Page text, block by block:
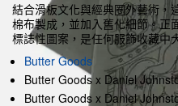
結合滑板文化與經典圈外藝術，
棉布製成，並加入舊化細節。正
標誌性圖案，是任何服飾收藏中
Butter Goods
Butter Goods x Daniel
Butter Goods x Daniel